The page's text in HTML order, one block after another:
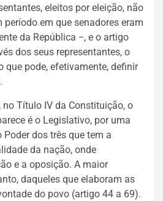
eleitos por eleição, não
em que senadores eram
da República −, e o artigo
dos seus representantes, o
que pode, efetivamente, definir
no Título IV da Constituição, o
é o Legislativo, por uma
dos três que tem a
da nação, onde
e a oposição. A maior
daqueles que elaboram as
do povo (artigo 44 a 69).